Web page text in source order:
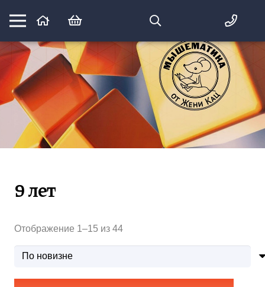
Математика вприпрыжку:
идеи и игры для детей и их родителей
9 лет
Отображение 1–15 из 44Сортировка: